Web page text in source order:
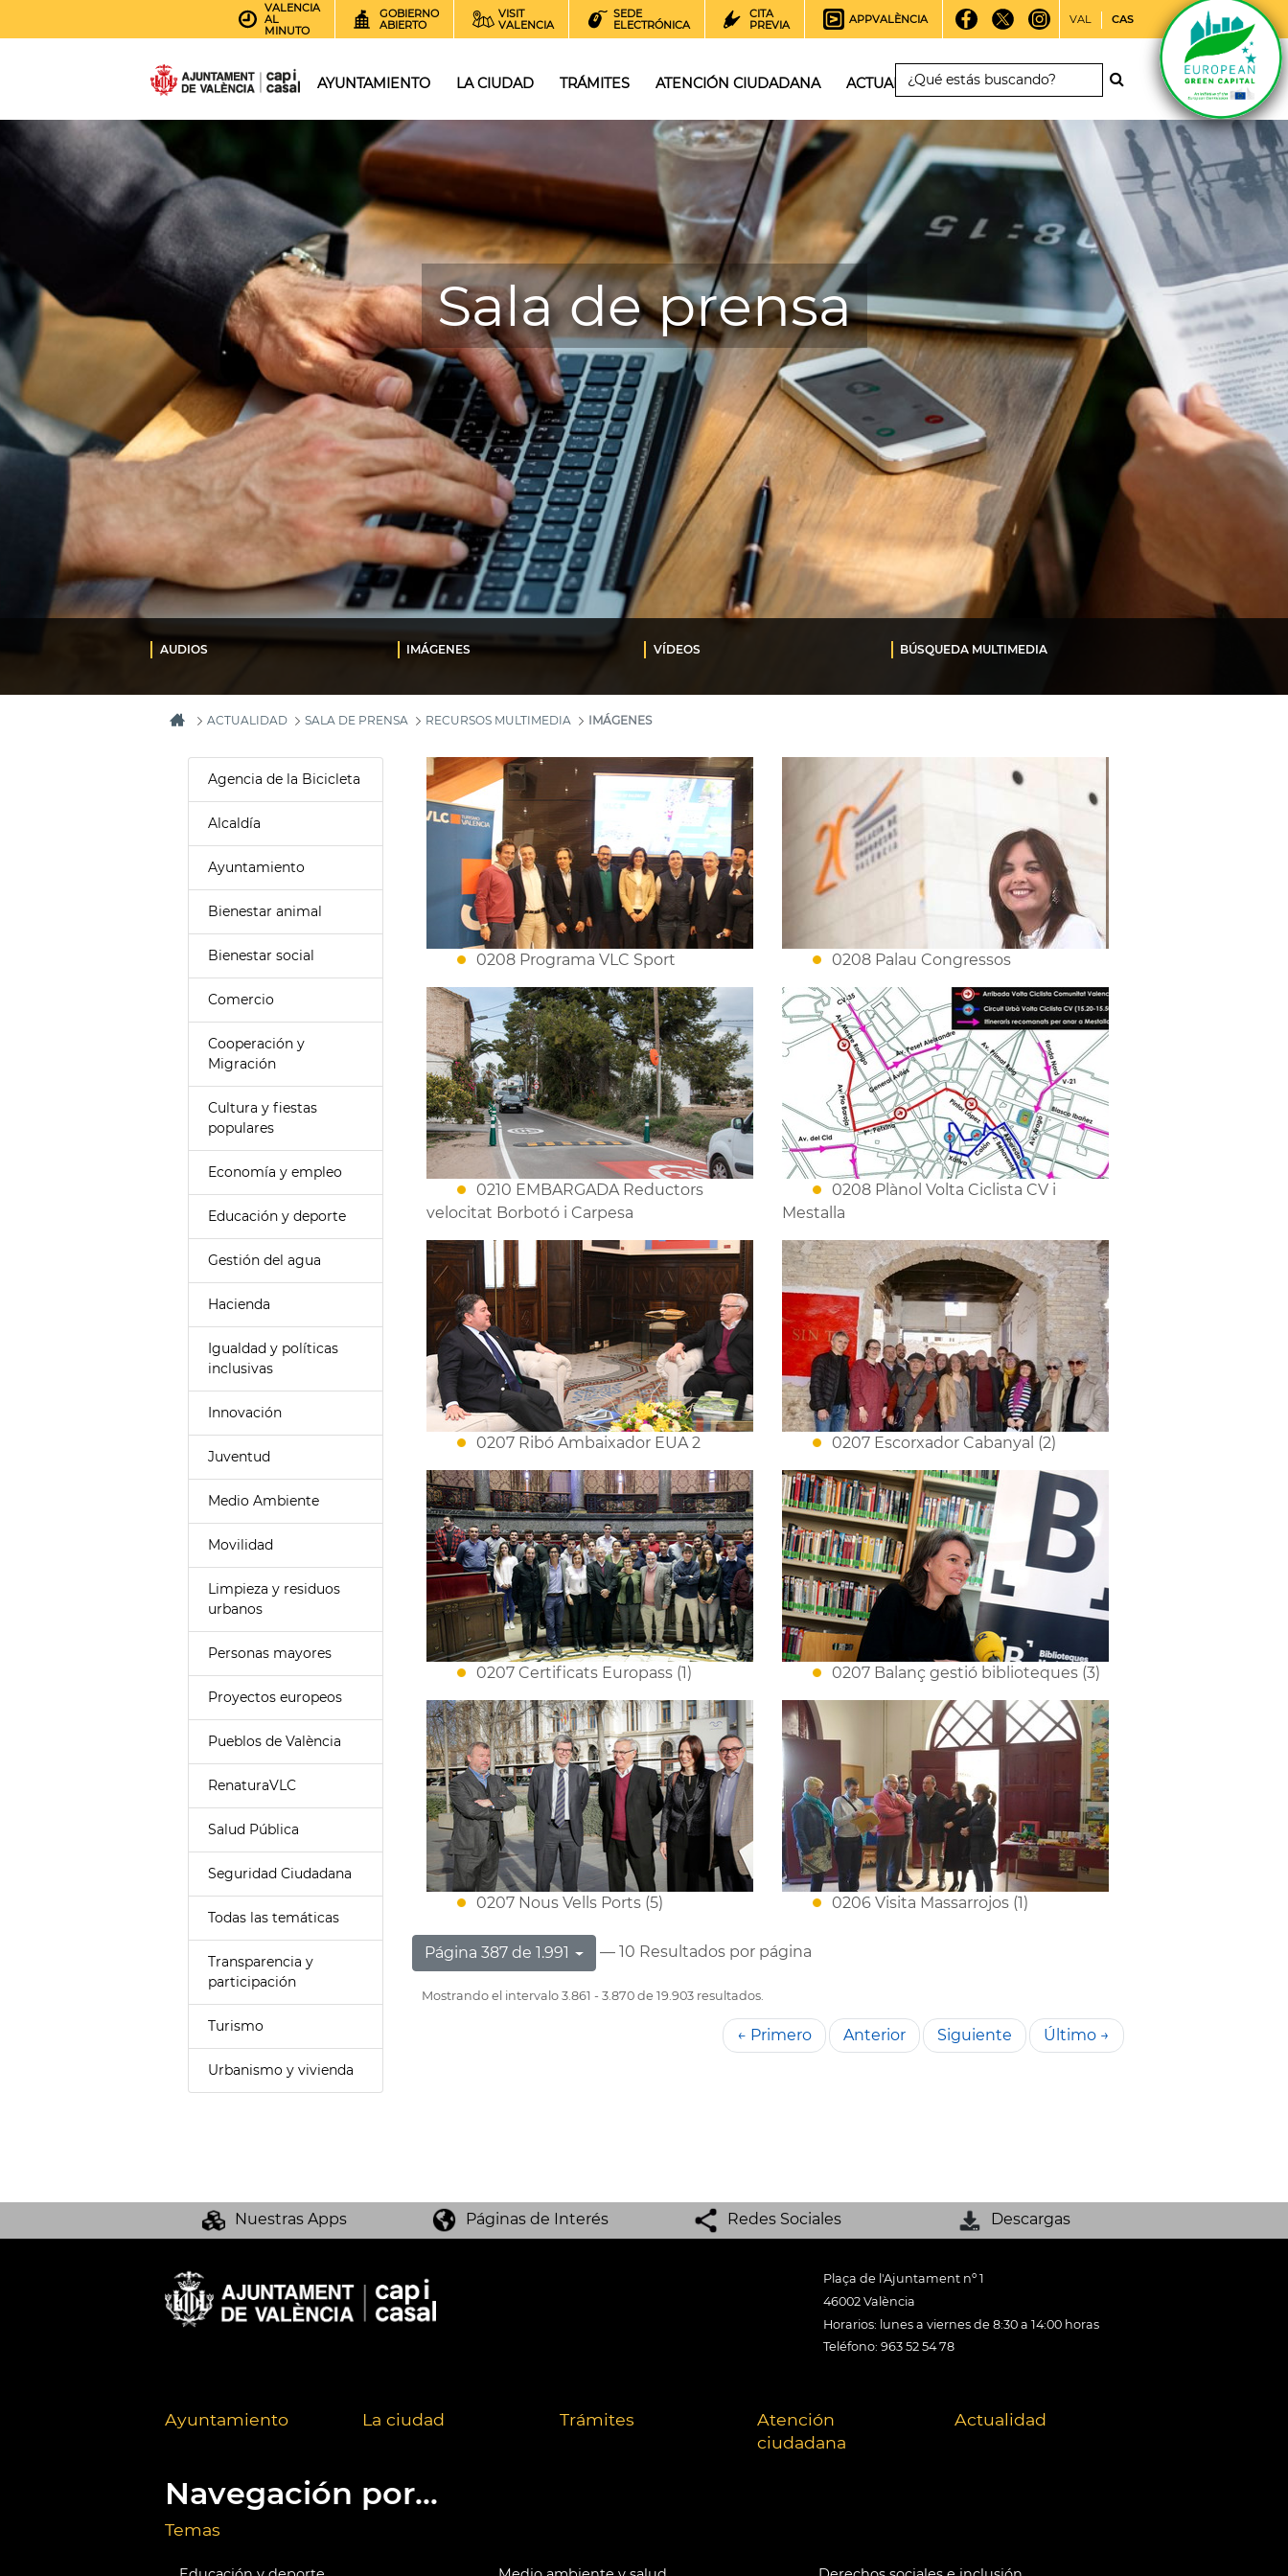
VALENCIA
AL
MINUTO
GOBIERNO
ABIERTO
VISIT
VALENCIA
SEDE
ELECTRÓNICA
CITA
PREVIA
APPVALÈNCIA VAL CAS
AYUNTAMIENTO LA CIUDAD TRÁMITES ATENCIÓN CIUDADANA ACTUALIDAD
Sala de prensa
AUDIOS IMÁGENES VÍDEOS BÚSQUEDA MULTIMEDIA
ACTUALIDAD SALA DE PRENSA RECURSOS MULTIMEDIA IMÁGENES
Agencia de la Bicicleta
Alcaldía
Ayuntamiento
Bienestar animal
Bienestar social
Comercio
Cooperación y
Migración
Cultura y fiestas
populares
Economía y empleo
Educación y deporte
Gestión del agua
Hacienda
Igualdad y políticas
inclusivas
Innovación
Juventud
Medio Ambiente
Movilidad
Limpieza y residuos
urbanos
Personas mayores
Proyectos europeos
Pueblos de València
RenaturaVLC
Salud Pública
Seguridad Ciudadana
Todas las temáticas
Transparencia y
participación
Turismo
Urbanismo y vivienda
0208 Programa VLC Sport 0208 Palau Congressos
0210 EMBARGADA Reductors
velocitat Borbotó i Carpesa
0208 Plànol Volta Ciclista CV i
Mestalla
0207 Ribó Ambaixador EUA 2 0207 Escorxador Cabanyal (2)
0207 Certificats Europass (1) 0207 Balanç gestió biblioteques (3)
0207 Nous Vells Ports (5) 0206 Visita Massarrojos (1)
Página 387 de 1.991 — 10 Resultados por página
Mostrando el intervalo 3.861 - 3.870 de 19.903 resultados.
← Primero Anterior Siguiente Último →
Nuestras Apps Páginas de Interés Redes Sociales Descargas
Plaça de l'Ajuntament nº 1
46002 València
Horarios: lunes a viernes de 8:30 a 14:00 horas
Teléfono: 963 52 54 78
Ayuntamiento La ciudad Trámites
Atención
ciudadana
Actualidad
Navegación por...
Temas